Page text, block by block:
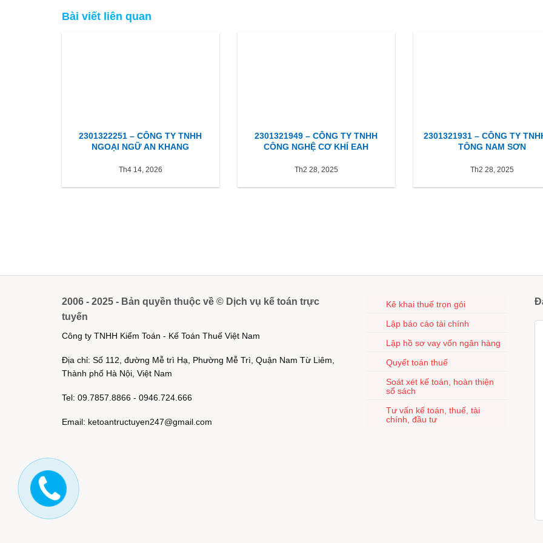
Bài viết liên quan
2301322251 – CÔNG TY TNHH
NGOẠI NGỮ AN KHANG
Th4 14, 2026
2301321949 – CÔNG TY TNHH
CÔNG NGHỆ CƠ KHÍ EAH
Th2 28, 2025
2301321931 – CÔNG TY
TÔNG NAM SƠN
Th2 28, 2025
2006 - 2025 - Bản quyền thuộc về © Dịch vụ kế toán trực
tuyến
Công ty TNHH Kiểm Toán - Kế Toán Thuế Việt Nam
Địa chỉ: Số 112, đường Mễ trì Hạ, Phường Mễ Trì, Quận Nam Từ Liêm,
Thành phố Hà Nội, Việt Nam
Tel: 09.7857.8866 - 0946.724.666
Email: ketoantructuyen247@gmail.com
Kê khai thuế trọn gói
Lập báo cáo tài chính
Lập hồ sơ vay vốn ngân hàng
Quyết toán thuế
Soát xét kế toán, hoàn thiện
sổ sách
Tư vấn kế toán, thuế, tài
chính, đầu tư